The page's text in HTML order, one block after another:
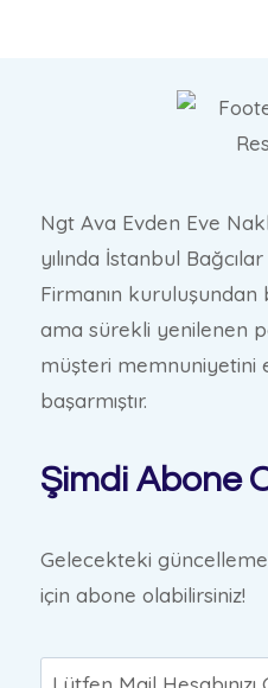
Ngt Ava Evden Eve
yılında İstanbul
Firmanın kuruluşundan
ama sürekli yenilenen
müşteri memnuniyetini
başarmıştır.
Şimdi Abone
Gelecekteki
için abone olabilirsiniz!